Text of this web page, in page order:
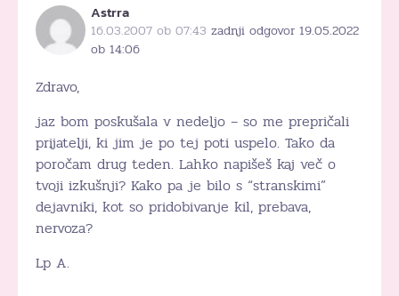
Astrra
16.03.2007 ob 07:43 zadnji odgovor 19.05.2022
ob 14:06
Zdravo,
jaz bom poskušala v nedeljo – so me prepričali
prijatelji, ki jim je po tej poti uspelo. Tako da
poročam drug teden. Lahko napišeš kaj več o
tvoji izkušnji? Kako pa je bilo s “stranskimi”
dejavniki, kot so pridobivanje kil, prebava,
nervoza?
Lp A.